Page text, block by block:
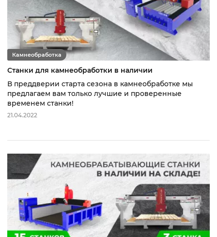
Камнеобработка
Станки для камнеобработки в наличии
В преддверии старта сезона в камнеобработке мы
предлагаем вам только лучшие и проверенные
временем станки!
21.04.2022